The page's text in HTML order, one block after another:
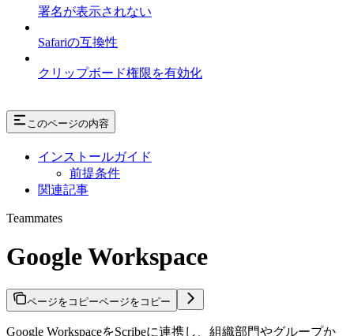
署名が表示されない
Safariの互換性
クリップボード権限を有効化
このページの内容
インストールガイド
前提条件
関連記事
Teammates
Google Workspace
ページをコピーページをコピー
Google WorkspaceをScribeに連携し、組織部門やグループか